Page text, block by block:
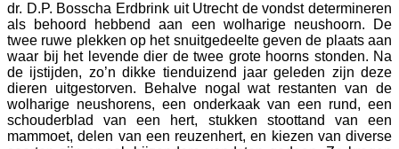
dr. D.P. Bosscha Erdbrink uit Utrecht de vondst determineren
als behoord hebbend aan een wolharige neushoorn. De
twee ruwe plekken op het snuitgedeelte geven de plaats aan
waar bij het levende dier de twee grote hoorns stonden. Na
de ijstijden, zo’n dikke tienduizend jaar geleden zijn deze
dieren uitgestorven. Behalve nogal wat restanten van de
wolharige neushorens, een onderkaak van een rund, een
schouderblad van een hert, stukken stoottand van een
mammoet, delen van een reuzenhert, en kiezen van diverse